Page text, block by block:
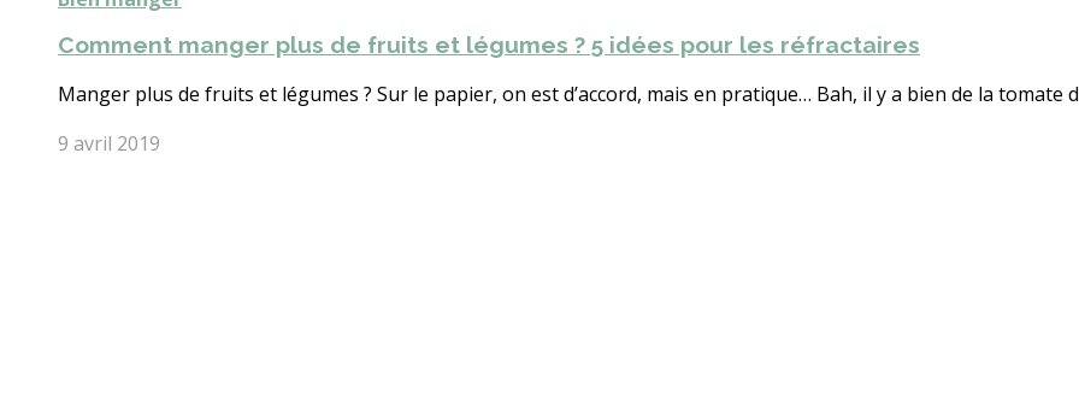
Comment manger plus de fruits et légumes ? 5 idées pour les réfractaires
Manger plus de fruits et légumes ? Sur le papier, on est d’accord, mais en pratique… Bah, il y a bien de la tomate
9 avril 2019